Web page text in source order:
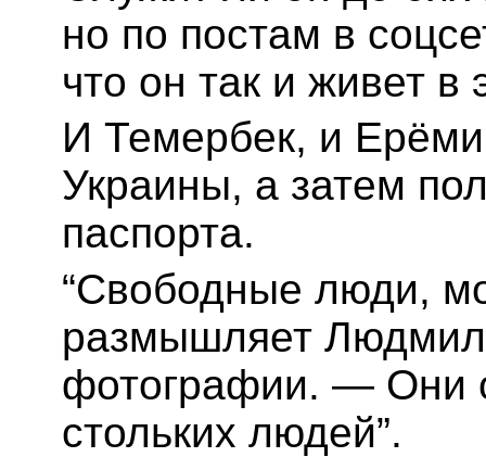
но по постам в
что он так и живет в
И Темербек, и
Украины, а затем
паспорта.
“Свободные люди,
размышляет
фотографии. — Они
стольких людей”.